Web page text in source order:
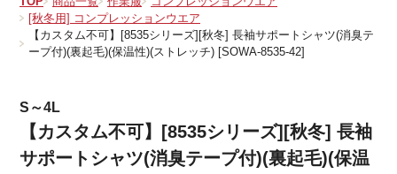
[秋冬用] コンプレッションウエア
【カスタム不可】[8535シリーズ][秋冬] 長袖サポートシャツ(消臭テ
ープ付)(裏起毛)(保温性)(ストレッチ) [SOWA-8535-42]
S～4L
【カスタム不可】[8535シリーズ][秋冬] 長袖
サポートシャツ(消臭テープ付)(裏起毛)(保温